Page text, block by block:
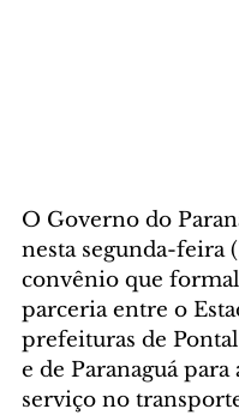
O Governo do
nesta segunda-feira
convênio que
parceria entre o
prefeituras de
e de Paranaguá para
serviço no